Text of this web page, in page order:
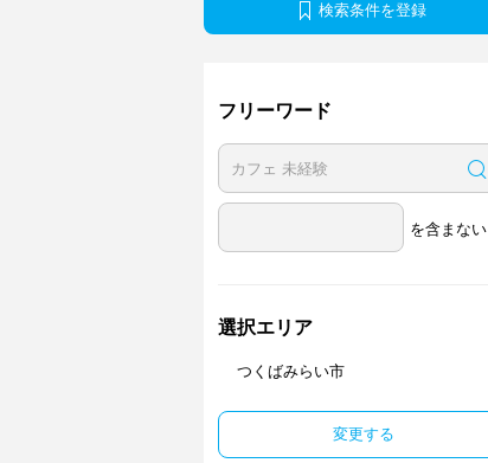
検索条件を登録
フリーワード
を含まない
選択エリア
つくばみらい市
変更する